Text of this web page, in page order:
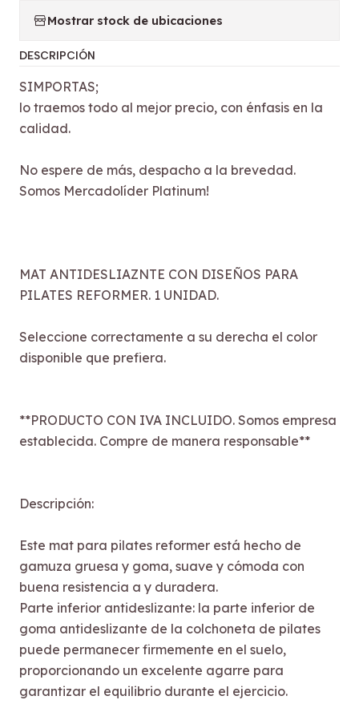
Mostrar stock de ubicaciones
DESCRIPCIÓN
SIMPORTAS;
lo traemos todo al mejor precio, con énfasis en la
calidad.
No espere de más, despacho a la brevedad.
Somos Mercadolíder Platinum!
MAT ANTIDESLIAZNTE CON DISEÑOS PARA
PILATES REFORMER. 1 UNIDAD.
Seleccione correctamente a su derecha el color
disponible que prefiera.
**PRODUCTO CON IVA INCLUIDO. Somos empresa
establecida. Compre de manera responsable**
Descripción:
Este mat para pilates reformer está hecho de
gamuza gruesa y goma, suave y cómoda con
buena resistencia a y duradera.
Parte inferior antideslizante: la parte inferior de
goma antideslizante de la colchoneta de pilates
puede permanecer firmemente en el suelo,
proporcionando un excelente agarre para
garantizar el equilibrio durante el ejercicio.